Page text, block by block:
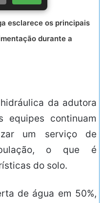
esclarece os principais
durante a
da adutora
equipes continuam
um serviço de
o que é
do solo.
de água em 50%,